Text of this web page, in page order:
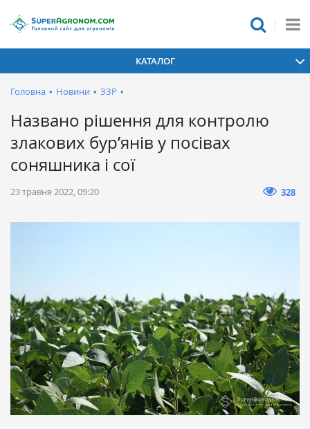
КАТАЛОГ
Головна • Новини • ЗЗР •
Названо рішення для контролю
злакових бур’янів у посівах
соняшника і сої
23 травня 2022, 09:20 328